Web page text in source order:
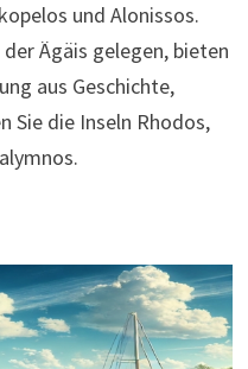
und Alonissos.
Ägäis gelegen, bieten
aus Geschichte,
Sie die Inseln Rhodos,